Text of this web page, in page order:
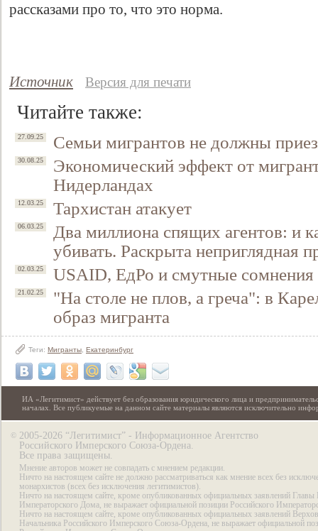
рассказами про то, что это норма.
Источник Версия для печати
Читайте также:
27.09.25 Семьи мигрантов не должны
30.08.25
Экономический эффект от
Нидерландах
12.03.25 Тархистан атакует
06.03.25
Два миллиона спящих агентов: и
убивать. Раскрыта неприглядная
02.03.25 USAID, ЕдРо и смутные сомнения
21.02.25
"На столе не плов, а греча": в
образ мигранта
Теги: Мигранты Екатеринбург
ИА «Легитимист» действует без образования юридического лица и
началах. Все публикуемые на данном сайте материалы являются исключительно
© 2005-2026 “Легитимист” - Информационное Агентство
Российского Имперского Союза-Ордена.
Все права защищены.
Мнение авторов может не совпадать с мнением редакции.
Ничто на настоящем сайте не должно рассматриваться как мнение всех без
монархистов (всех без исключения легитимистов).
Ничто на настоящем сайте, кроме опубликованных официальных заявлений Главы
Императорского Дома, не выражает официальной позиции Российского
Ничто на настоящем сайте, кроме опубликованных официальных заявлений
Начальника Российского Имперского Союза-Ордена, не выражает официальной